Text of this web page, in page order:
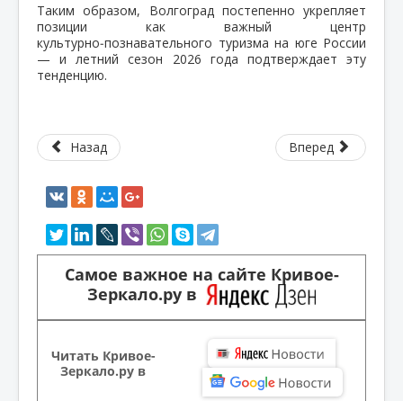
Таким образом, Волгоград постепенно укрепляет
позиции как важный центр
культурно‑познавательного туризма на юге России
— и летний сезон 2026 года подтверждает эту
тенденцию.
Назад Вперед
Самое важное на сайте Кривое-
Зеркало.ру в
Читать Кривое-
Зеркало.ру в